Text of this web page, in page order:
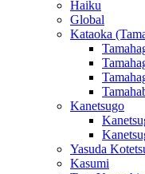
Haiku
Global
Kataoka
Kanetsugo
Yasuda
Kasumi